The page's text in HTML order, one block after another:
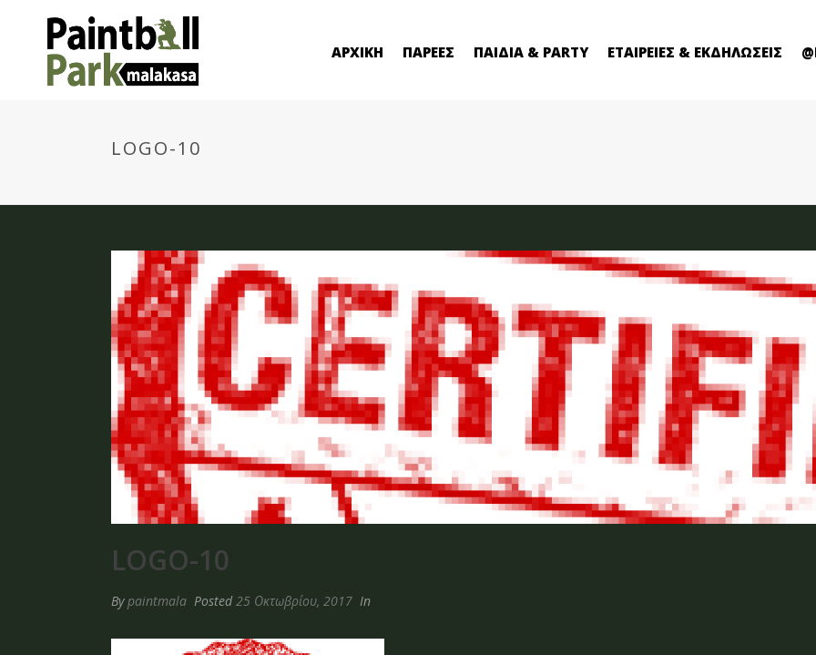
ΑΡΧΙΚΗ ΠΑΡΕΕΣ ΠΑΙΔΙΑ & PARTY ΕΤΑΙΡΕΙΕΣ & ΕΚΔΗΛΩΣΕΙΣ
LOGO-10
LOGO-10
Bypaintmala Posted25 Οκτωβρίου, 2017 In